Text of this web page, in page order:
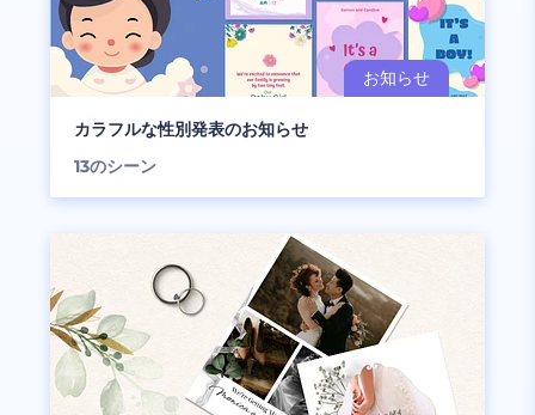
カラフルな性別発表のお知らせ
13のシーン